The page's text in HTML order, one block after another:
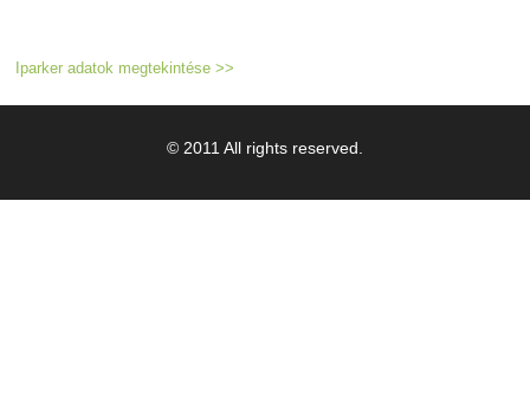
Iparker adatok megtekintése >>
© 2011 All rights reserved.